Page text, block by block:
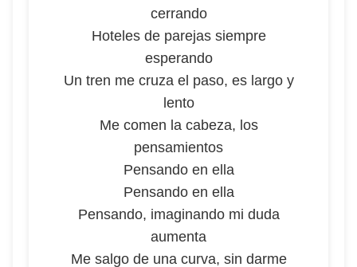
cerrando
Hoteles de parejas siempre
esperando
Un tren me cruza el paso, es largo y
lento
Me comen la cabeza, los
pensamientos
Pensando en ella
Pensando en ella
Pensando, imaginando mi duda
aumenta
Me salgo de una curva, sin darme